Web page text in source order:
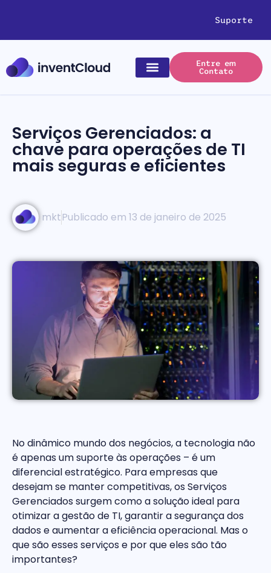
Suporte
Entre em
Contato
Serviços Gerenciados: a
chave para operações de TI
mais seguras e eficientes
mktPublicado em 13 de janeiro de 2025
No dinâmico mundo dos negócios, a tecnologia não
é apenas um suporte às operações – é um
diferencial estratégico. Para empresas que
desejam se manter competitivas, os Serviços
Gerenciados surgem como a solução ideal para
otimizar a gestão de TI, garantir a segurança dos
dados e aumentar a eficiência operacional. Mas o
que são esses serviços e por que eles são tão
importantes?